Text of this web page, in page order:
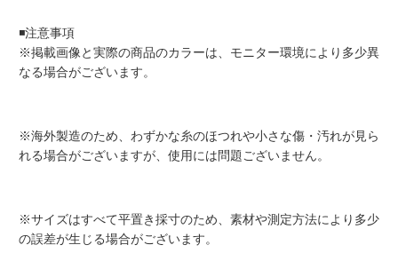
◾️注意事項
※掲載画像と実際の商品のカラーは、モニター環境により多少異
なる場合がございます。
※海外製造のため、わずかな糸のほつれや小さな傷・汚れが見ら
れる場合がございますが、使用には問題ございません。
※サイズはすべて平置き採寸のため、素材や測定方法により多少
の誤差が生じる場合がございます。